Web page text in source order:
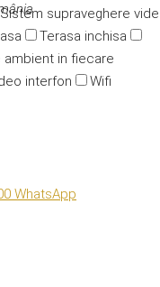
Sistem supraveghere
Terasa inchisa
in fiecare
interfon Wifi
WhatsApp